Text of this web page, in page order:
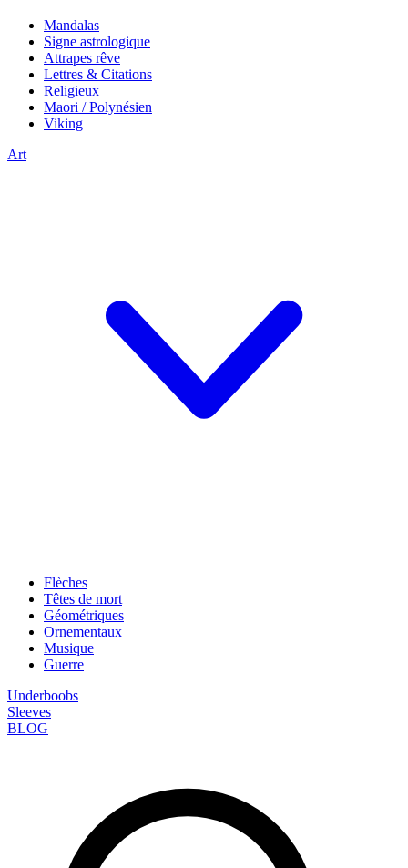
Mandalas
Signe astrologique
Attrapes rêve
Lettres & Citations
Religieux
Maori / Polynésien
Viking
Art
Flèches
Têtes de mort
Géométriques
Ornementaux
Musique
Guerre
Underboobs
Sleeves
BLOG